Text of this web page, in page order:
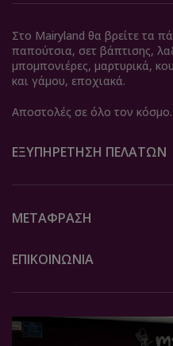
Στο Mairyland θα βρείτε τα
παπούτσια, σετ βάπτισης,
μπομπονιέρες, μαρτυρικά,
και γάμου, εποχιακά.
Αποστολές σε όλο τον κόσμο.
ΕΞΥΠΗΡΈΤΗΣΗ ΠΕΛΑΤΏΝ
ΜΕΤΆΦΡΑΣΗ
ΕΠΙΚΟΙΝΩΝΙΑ